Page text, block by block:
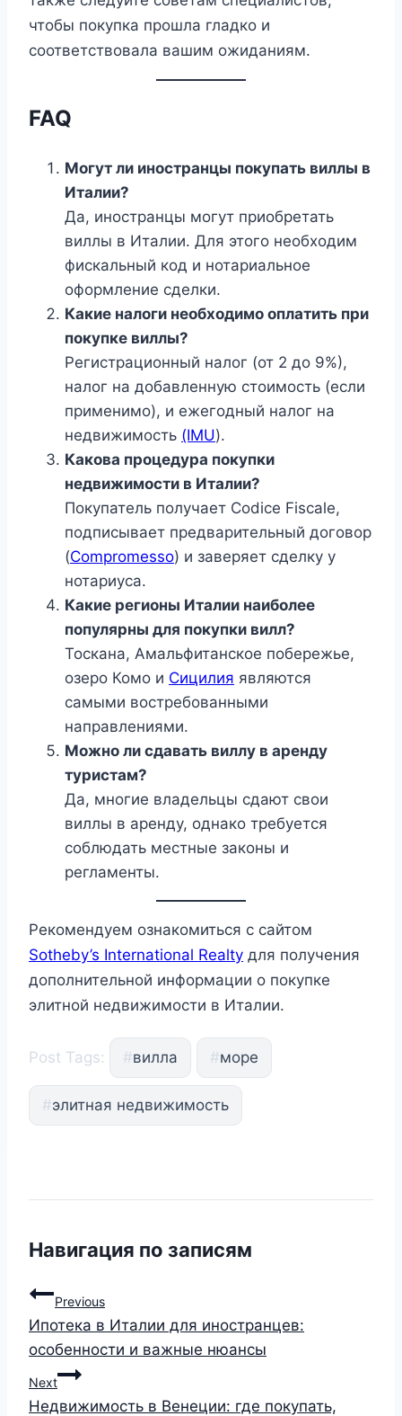
чтобы покупка прошла гладко и
соответствовала вашим ожиданиям.
FAQ
Могут ли иностранцы покупать виллы в
Италии?
Да, иностранцы могут приобретать
виллы в Италии. Для этого необходим
фискальный код и нотариальное
оформление сделки.
Какие налоги необходимо оплатить при
покупке виллы?
Регистрационный налог (от 2 до 9%),
налог на добавленную стоимость (если
применимо), и ежегодный налог на
недвижимость (IMU).
Какова процедура покупки
недвижимости в Италии?
Покупатель получает Codice Fiscale,
подписывает предварительный договор
(Compromesso) и заверяет сделку у
нотариуса.
Какие регионы Италии наиболее
популярны для покупки вилл?
Тоскана, Амальфитанское побережье,
озеро Комо и Сицилия являются
самыми востребованными
направлениями.
Можно ли сдавать виллу в аренду
туристам?
Да, многие владельцы сдают свои
виллы в аренду, однако требуется
соблюдать местные законы и
регламенты.
Рекомендуем ознакомиться с сайтом
Sotheby’s International Realty для получения
дополнительной информации о покупке
элитной недвижимости в Италии.
Post Tags: #вилла #море
#элитная недвижимость
Навигация по записям
Previous
Ипотека в Италии для иностранцев:
особенности и важные нюансы
Next
Недвижимость в Венеции: где покупать,